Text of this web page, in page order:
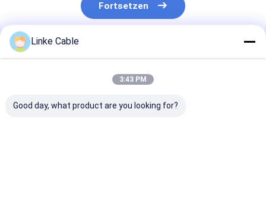
Fortsetzen
Empfohlene Produkte
Linke Cable
3:43 PM
Good day, what product are you looking for?